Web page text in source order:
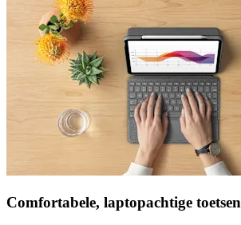
Comfortabele, laptopachtige toetsen